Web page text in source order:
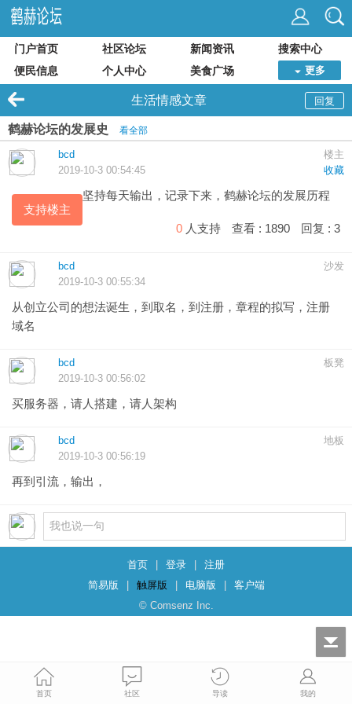
门户首页 社区论坛 新闻资讯
搜索中心
便民信息
个人中心 美食广场 更多
回复
生活情感文章
鹤赫论坛的发展史 看全部
楼主
bcd
收藏
2019-10-3 00:54:45
坚持每天输出，记录下来， 鹤赫论坛的发展历程
支持楼主
0 人支持 查看 : 1890 回复 : 3
沙发
bcd
2019-10-3 00:55:34
从创立公司的想法诞生，到取名，到注册，章程的拟写，注册
域名
板凳
bcd
2019-10-3 00:56:02
买服务器，请人搭建，请人架构
地板
bcd
2019-10-3 00:56:19
再到引流，输出，
首页 登录
注册
简易版
触屏版 电脑版
客户端
© Comsenz Inc.
首页 社区 导读 我的